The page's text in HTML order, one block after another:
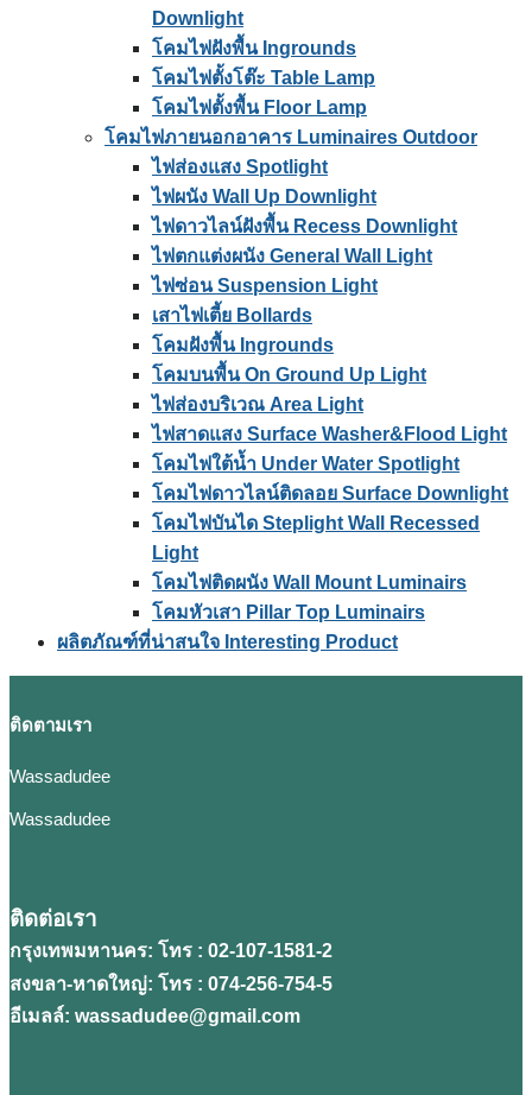
Downlight
โคมไฟฝังพื้น Ingrounds
โคมไฟตั้งโต๊ะ Table Lamp
โคมไฟตั้งพื้น Floor Lamp
โคมไฟภายนอกอาคาร Luminaires Outdoor
ไฟส่องแสง Spotlight
ไฟผนัง Wall Up Downlight
ไฟดาวไลน์ฝังพื้น Recess Downlight
ไฟตกแต่งผนัง General Wall Light
ไฟซ่อน Suspension Light
เสาไฟเตี้ย Bollards
โคมฝังพื้น Ingrounds
โคมบนพื้น On Ground Up Light
ไฟส่องบริเวณ Area Light
ไฟสาดแสง Surface Washer&Flood Light
โคมไฟใต้น้ำ Under Water Spotlight
โคมไฟดาวไลน์ติดลอย Surface Downlight
โคมไฟบันได Steplight Wall Recessed
Light
โคมไฟติดผนัง Wall Mount Luminairs
โคมหัวเสา Pillar Top Luminairs
ผลิตภัณฑ์ที่น่าสนใจ Interesting Product
ติดต่อเรา
กรุงเทพมหานคร: โทร : 02-107-1581-2
สงขลา-หาดใหญ่: โทร : 074-256-754-5
อีเมลล์: wassadudee@gmail.com
ติดตามเรา
Wassadudee
Wassadudee